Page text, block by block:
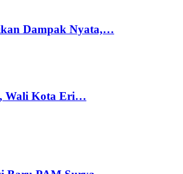
Dampak Nyata,…
Wali Kota Eri…